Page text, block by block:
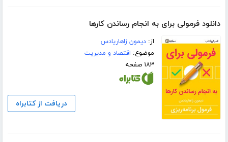
دانلود فرمولی برای به انجام رساندن کارها
از:دیمون زاهاریادس
موضوع: اقتصاد و مدیریت
۱۸۳ صفحه
دریافت از کتابراه